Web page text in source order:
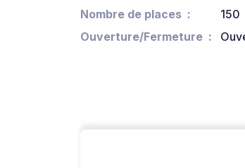
Nombre de places
150
Ouverture/Fermeture